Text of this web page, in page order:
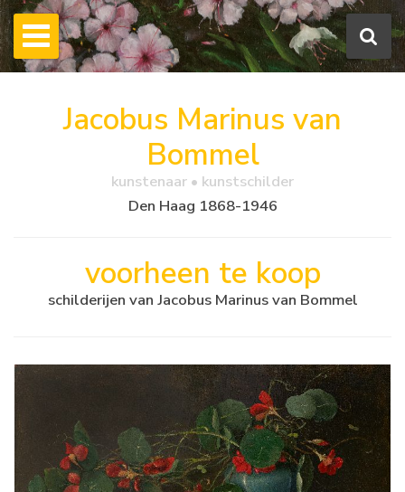
Jacobus Marinus van
Bommel
kunstenaar • kunstschilder
Den Haag 1868-1946
voorheen te koop
schilderijen van Jacobus Marinus van Bommel